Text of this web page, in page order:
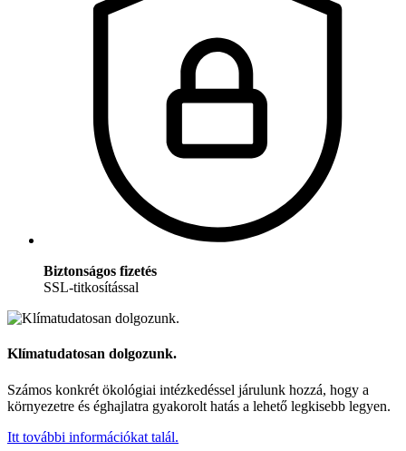
Biztonságos fizetés
SSL-titkosítással
Klímatudatosan dolgozunk.
Számos konkrét ökológiai intézkedéssel járulunk hozzá, hogy a
környezetre és éghajlatra gyakorolt hatás a lehető legkisebb legyen.
Itt további információkat talál.